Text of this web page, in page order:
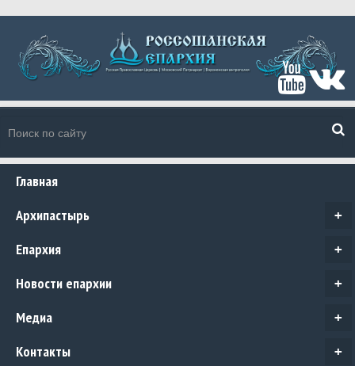
Главная
+
Архипастырь
+
Епархия
+
Новости епархии
+
Медиа
+
Контакты